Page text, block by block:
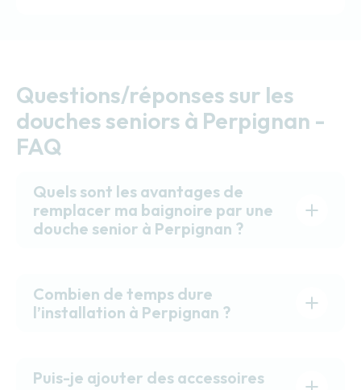
Questions/réponses sur les
douches seniors à Perpignan -
FAQ
Quels sont les avantages de
remplacer ma baignoire par une
douche senior à Perpignan ?
Combien de temps dure
l’installation à Perpignan ?
Puis-je ajouter des accessoires